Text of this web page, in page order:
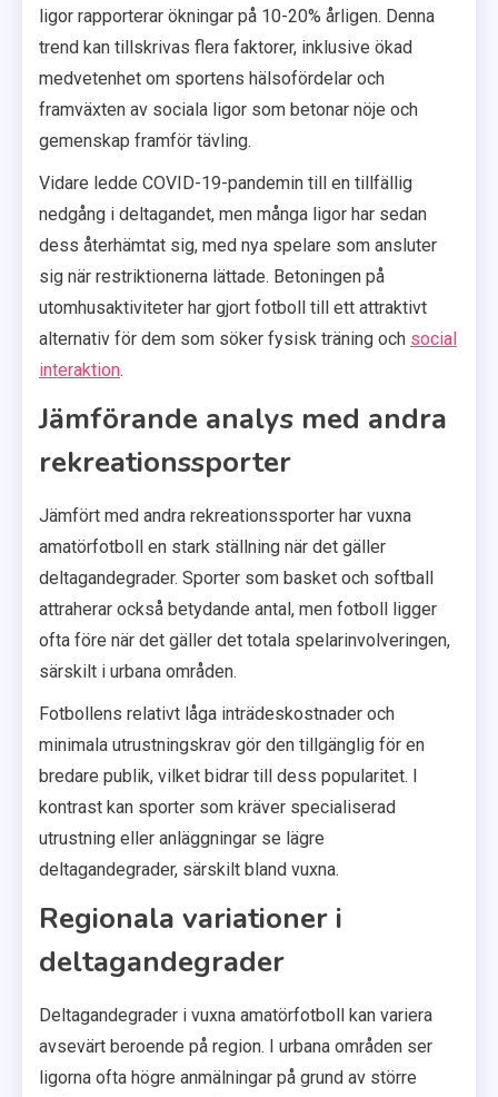
ligor rapporterar ökningar på 10-20% årligen. Denna
trend kan tillskrivas flera faktorer, inklusive ökad
medvetenhet om sportens hälsofördelar och
framväxten av sociala ligor som betonar nöje och
gemenskap framför tävling.
Vidare ledde COVID-19-pandemin till en tillfällig
nedgång i deltagandet, men många ligor har sedan
dess återhämtat sig, med nya spelare som ansluter
sig när restriktionerna lättade. Betoningen på
utomhusaktiviteter har gjort fotboll till ett attraktivt
alternativ för dem som söker fysisk träning och social
interaktion.
Jämförande analys med andra
rekreationssporter
Jämfört med andra rekreationssporter har vuxna
amatörfotboll en stark ställning när det gäller
deltagandegrader. Sporter som basket och softball
attraherar också betydande antal, men fotboll ligger
ofta före när det gäller det totala spelarinvolveringen,
särskilt i urbana områden.
Fotbollens relativt låga inträdeskostnader och
minimala utrustningskrav gör den tillgänglig för en
bredare publik, vilket bidrar till dess popularitet. I
kontrast kan sporter som kräver specialiserad
utrustning eller anläggningar se lägre
deltagandegrader, särskilt bland vuxna.
Regionala variationer i
deltagandegrader
Deltagandegrader i vuxna amatörfotboll kan variera
avsevärt beroende på region. I urbana områden ser
ligorna ofta högre anmälningar på grund av större